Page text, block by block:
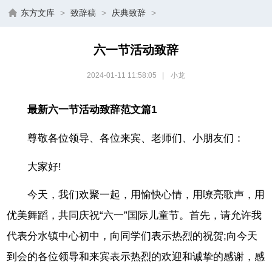
东方文库 > 致辞稿 > 庆典致辞 >
六一节活动致辞
2024-01-11 11:58:05 小龙
最新六一节活动致辞范文篇1
尊敬各位领导、各位来宾、老师们、小朋友们：
大家好!
今天，我们欢聚一起，用愉快心情，用嘹亮歌声，用
优美舞蹈，共同庆祝“六一”国际儿童节。首先，请允许我
代表分水镇中心初中，向同学们表示热烈的祝贺;向今天
到会的各位领导和来宾表示热烈的欢迎和诚挚的感谢，感